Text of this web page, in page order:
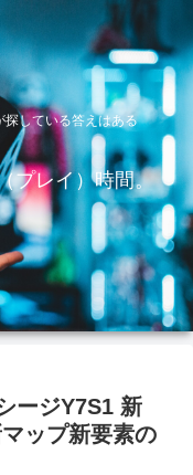
探している答えはある
プレイ）時間。
ージY7S1 新
ップ新要素の